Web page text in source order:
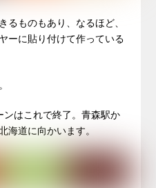
るものもあり、なるほど、
ーに貼り付けて作っている
ンはこれで終了。青森駅か
海道に向かいます。